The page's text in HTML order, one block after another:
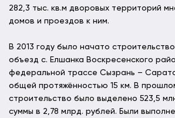
282,3 тыс. кв.м дворовых территорий
домов и проездов к ним.
В 2013 году было начато
объезд с. Елшанка Воскресенского
федеральной трассе Сызрань –
общей протяжённостью 15 км. В
строительство было выделено 523,5
суммы в 2,78 млрд. рублей. Были